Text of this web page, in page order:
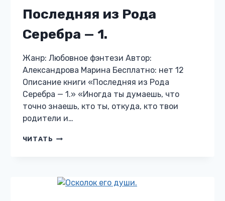
Последняя из Рода
Серебра — 1.
Жанр: Любовное фэнтези Автор:
Александрова Марина Бесплатно: нет 12
Описание книги «Последняя из Рода
Серебра — 1.» «Иногда ты думаешь, что
точно знаешь, кто ты, откуда, кто твои
родители и…
ЧИТАТЬ ПОСЛЕДНЯЯ
—
1.